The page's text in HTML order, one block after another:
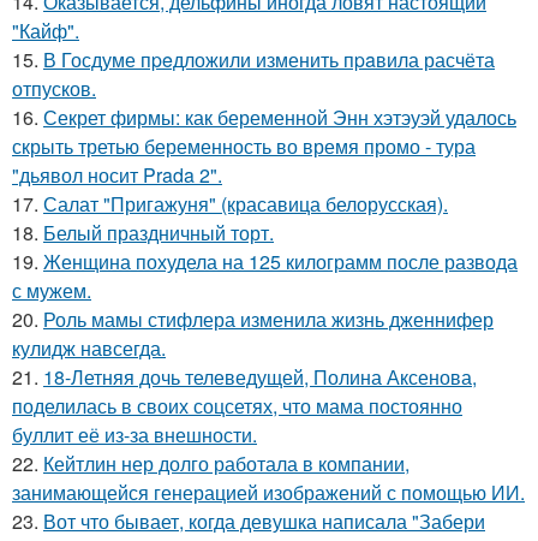
"Кайф".
15. В Госдуме пpeдложили изменить пpaвила расчёта
отпусков.
16. Секрет фирмы: как беременной Энн хэтэуэй удалось
скрыть третью беременность во время промо - тура
"дьявол носит Prada 2".
17. Салат "Пригажуня" (красавица белорусская).
18. Белый праздничный торт.
19. Женщина похудела на 125 килограмм после развода
с мужем.
20. Роль мамы стифлера изменила жизнь дженнифер
кулидж навсегда.
21. 18-Летняя дочь телеведущей, Полина Аксенова,
поделилась в своих соцсетях, что мама постоянно
буллит её из-за внешности.
22. Кейтлин нер долго работала в компании,
занимающейся генерацией изображений с помощью ИИ.
23. Вот что бывает, когда девушка написала "Забери